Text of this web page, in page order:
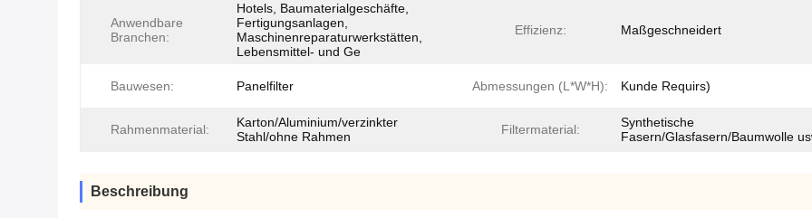
Anwendbare
Branchen:
Hotels, Baumaterialgeschäfte,
Fertigungsanlagen,
Maschinenreparaturwerkstätten,
Lebensmittel- und Ge
Effizienz: Maßgeschneidert
Bauwesen: Panelfilter Abmessungen (L*W*H): Kunde Requirs)
Rahmenmaterial:
Karton/Aluminium/verzinkter
Stahl/ohne Rahmen
Filtermaterial:
Synthetische
Fasern/Glasfasern/Baumwolle
Beschreibung